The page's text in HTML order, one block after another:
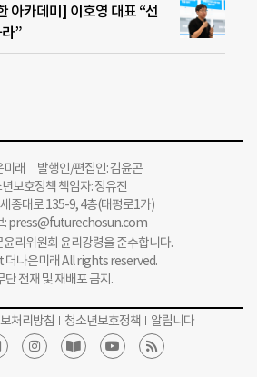
아카데미] 이호영 대표 “선
”
미래 발행인/편집인: 김윤곤
보호정책 책임자: 정유진
종대로 135-9, 4층(태평로1가)
:press@futurechosun.com
리위원회 윤리강령을 준수합니다.
나은미래 All rights reserved.
단 전재 및 재배포 금지.
처리방침 청소년보호정책 알립니다